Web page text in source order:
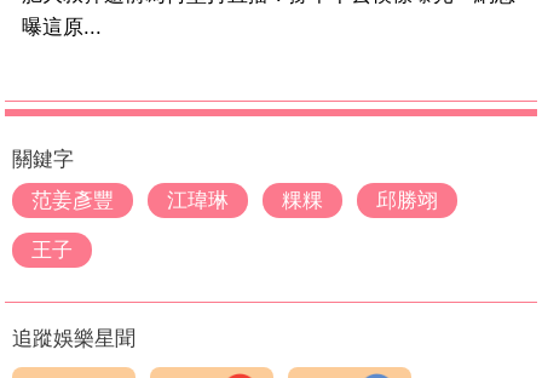
曝這原...
關鍵字
范姜彥豐
江瑋琳 粿粿 邱勝翊
王子
追蹤娛樂星聞